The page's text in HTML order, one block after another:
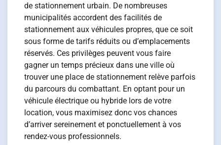
de stationnement urbain. De nombreuses
municipalités accordent des facilités de
stationnement aux véhicules propres, que ce soit
sous forme de tarifs réduits ou d’emplacements
réservés. Ces privilèges peuvent vous faire
gagner un temps précieux dans une ville où
trouver une place de stationnement relève parfois
du parcours du combattant. En optant pour un
véhicule électrique ou hybride lors de votre
location, vous maximisez donc vos chances
d’arriver sereinement et ponctuellement à vos
rendez-vous professionnels.